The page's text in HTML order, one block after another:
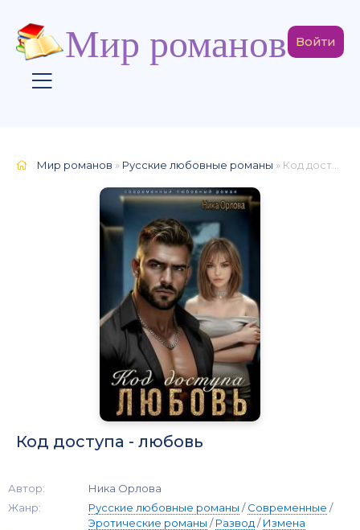
Мир романов Войти
Мир романов » Русские любовные романы » Код доступа - любовь
Код доступа - любовь
Автор:
Ника Орлова
Жанр:
Русские любовные романы /Современные /
Эротические романы /Развод /Измена